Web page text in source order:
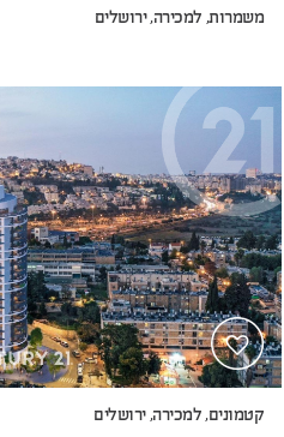
משמרות, למכירה, ירושלים
קטמונים, למכירה, ירושלים